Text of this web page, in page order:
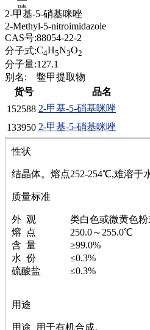
腈
精
肼
醌
蜡
锂
啉
磷
膦
硫
铝
氯
锰
酰氯
林
醚
脒
钠
钼
萘
脲
2-甲基-5-硝基咪唑
2-Methyl-5-nitroimidazole
CAS号:88054-22-2
分子式:C4H5N3O2
分子量:127.1
别名:
鳖甲提取物
货号 品名
152588 2-甲基-5-硝基咪唑
133950 2-甲基-5-硝基咪唑
性状
结晶体。熔点252-254℃,难溶于
质量标准
外 观 类白色或微黄色粉
熔 点 250.0～255.0℃
含 量 ≥99.0%
水 份 ≤0.3%
硫酸盐 ≤0.3%
用途
用途 用于有机合成。